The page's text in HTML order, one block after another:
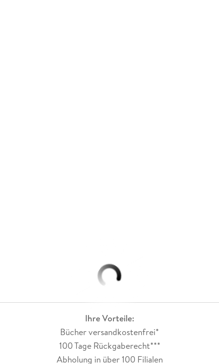
Ihre Vorteile:
Bücher versandkostenfrei*
100 Tage Rückgaberecht***
Abholung in über 100 Filialen